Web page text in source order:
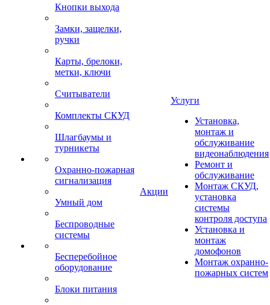
Кнопки выхода
Замки, защелки,
ручки
Карты, брелоки,
метки, ключи
Считыватели
Комплекты СКУД
Шлагбаумы и
турникеты
Охранно-пожарная
сигнализация
Умный дом
Беспроводные
системы
Бесперебойное
оборудование
Блоки питания
Акции
Услуги
Установка,
монтаж и
обслуживание
видеонаблюдения
Ремонт и
обслуживание
Монтаж СКУД,
установка
системы
контроля доступа
Установка и
монтаж
домофонов
Монтаж охранно-
пожарных систем